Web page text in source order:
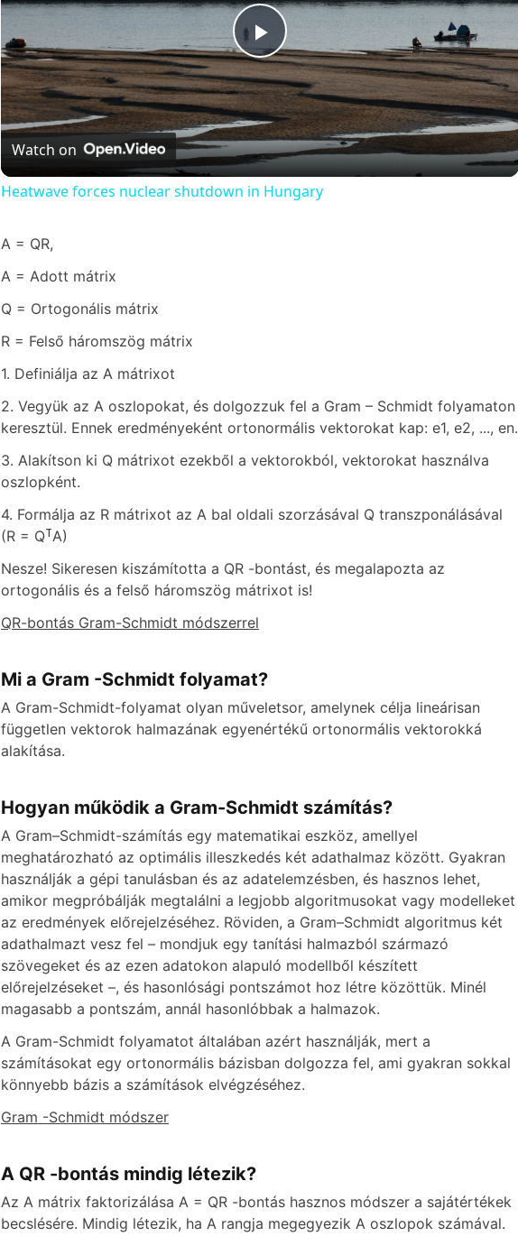
P
l
a
e
Watch on
Heatwave forces nuclear shutdown in Hungary
A = QR,
A = Adott mátrix
Q = Ortogonális mátrix
R = Felső háromszög mátrix
1. Definiálja az A mátrixot
2. Vegyük az A oszlopokat, és dolgozzuk fel a Gram – Schmidt folyamaton
keresztül. Ennek eredményeként ortonormális vektorokat kap: e1, e2, ..., en.
3. Alakítson ki Q mátrixot ezekből a vektorokból, vektorokat használva
oszlopként.
4. Formálja az R mátrixot az A bal oldali szorzásával Q transzponálásával
(R = QᵀA)
Nesze! Sikeresen kiszámította a QR -bontást, és megalapozta az
ortogonális és a felső háromszög mátrixot is!
QR-bontás Gram-Schmidt módszerrel
Mi a Gram -Schmidt folyamat?
A Gram-Schmidt-folyamat olyan műveletsor, amelynek célja lineárisan
független vektorok halmazának egyenértékű ortonormális vektorokká
alakítása.
Hogyan működik a Gram-Schmidt számítás?
A Gram–Schmidt-számítás egy matematikai eszköz, amellyel
meghatározható az optimális illeszkedés két adathalmaz között. Gyakran
használják a gépi tanulásban és az adatelemzésben, és hasznos lehet,
amikor megpróbálják megtalálni a legjobb algoritmusokat vagy modelleket
az eredmények előrejelzéséhez. Röviden, a Gram–Schmidt algoritmus két
adathalmazt vesz fel – mondjuk egy tanítási halmazból származó
szövegeket és az ezen adatokon alapuló modellből készített
előrejelzéseket –, és hasonlósági pontszámot hoz létre közöttük. Minél
magasabb a pontszám, annál hasonlóbbak a halmazok.
A Gram-Schmidt folyamatot általában azért használják, mert a
számításokat egy ortonormális bázisban dolgozza fel, ami gyakran sokkal
könnyebb bázis a számítások elvégzéséhez.
Gram -Schmidt módszer
A QR -bontás mindig létezik?
Az A mátrix faktorizálása A = QR -bontás hasznos módszer a sajátértékek
becslésére. Mindig létezik, ha A rangja megegyezik A oszlopok számával.